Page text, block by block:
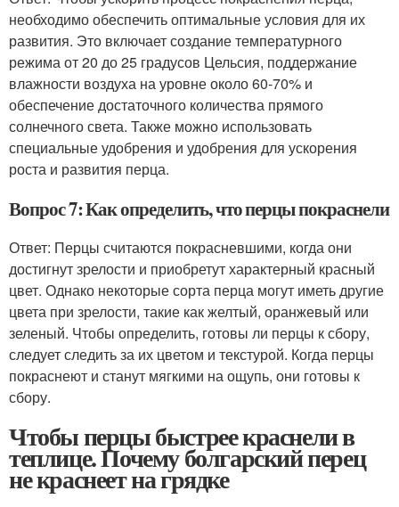
необходимо обеспечить оптимальные условия для их
развития. Это включает создание температурного
режима от 20 до 25 градусов Цельсия, поддержание
влажности воздуха на уровне около 60-70% и
обеспечение достаточного количества прямого
солнечного света. Также можно использовать
специальные удобрения и удобрения для ускорения
роста и развития перца.
Вопрос 7: Как определить, что перцы покраснели
Ответ: Перцы считаются покрасневшими, когда они
достигнут зрелости и приобретут характерный красный
цвет. Однако некоторые сорта перца могут иметь другие
цвета при зрелости, такие как желтый, оранжевый или
зеленый. Чтобы определить, готовы ли перцы к сбору,
следует следить за их цветом и текстурой. Когда перцы
покраснеют и станут мягкими на ощупь, они готовы к
сбору.
Чтобы перцы быстрее краснели в
теплице. Почему болгарский перец
не краснеет на грядке